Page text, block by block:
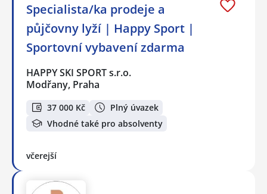
Specialista/ka prodeje a
půjčovny lyží | Happy Sport |
Sportovní vybavení zdarma
HAPPY SKI SPORT s.r.o.
Modřany, Praha
37 000 Kč
Plný úvazek
Vhodné také pro absolventy
včerejší